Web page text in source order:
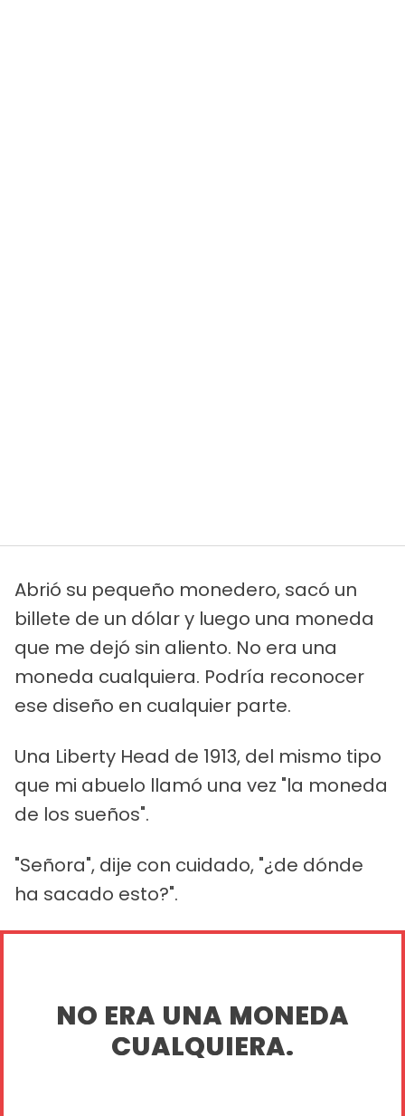
Abrió su pequeño monedero, sacó un
billete de un dólar y luego una moneda
que me dejó sin aliento. No era una
moneda cualquiera. Podría reconocer
ese diseño en cualquier parte.
Una Liberty Head de 1913, del mismo tipo
que mi abuelo llamó una vez "la moneda
de los sueños".
"Señora", dije con cuidado, "¿de dónde
ha sacado esto?".
NO ERA UNA MONEDA
CUALQUIERA.